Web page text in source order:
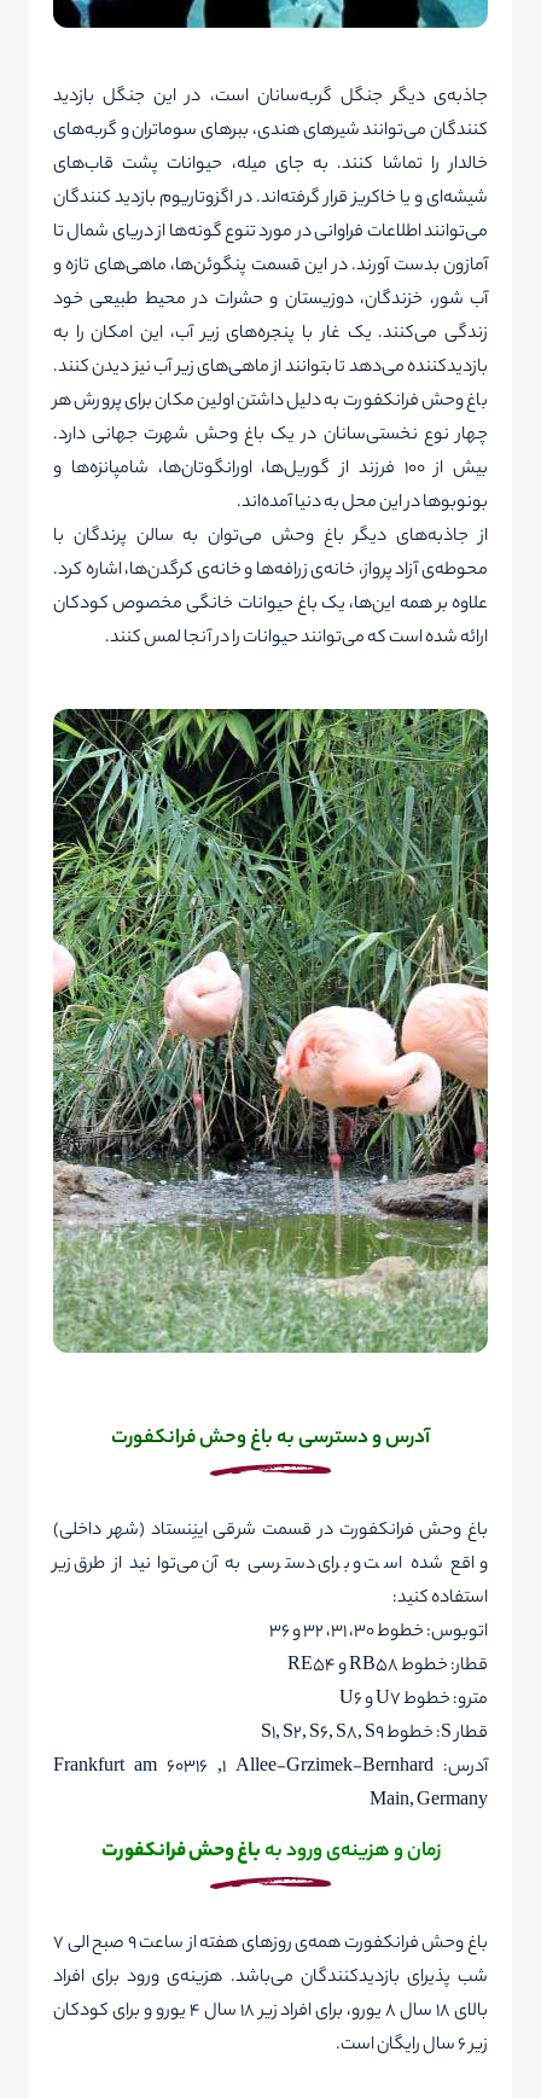
جاذبه‌ی دیگر جنگل گربه‌سانان است، در این جنگل بازدید
کنندگان می‌توانند شیرهای هندی، ببرهای سوماتران و گربه‌های
خالدار را تماشا کنند. به جای میله، حیوانات پشت قاب‌های
شیشه‌ای و یا خاکریز قرار گرفته‌اند. در اگزوتاریوم بازدید کنندگان
می‌توانند اطلاعات فراوانی در مورد تنوع گونه‌ها از دریای شمال تا
آمازون بدست آورند. در این قسمت پنگوئن‌ها، ماهی‌های تازه و
آب شور، خزندگان، دوزیستان و حشرات در محیط طبیعی خود
زندگی می‌کنند. یک غار با پنجره‌های زیر آب، این امکان را به
بازدیدکننده می‌دهد تا بتوانند از ماهی‌های زیر آب نیز دیدن کنند.
باغ وحش فرانکفورت به دلیل داشتن اولین مکان برای پرورش هر
چهار نوع نخستی‌سانان در یک باغ وحش شهرت جهانی دارد.
بیش از 100 فرزند از گوریل‌ها، اورانگوتان‌ها، شامپانزه‌ها و
بونوبوها در این محل به دنیا آمده‌اند.
از جاذبه‌های دیگر باغ وحش می‌توان به سالن پرندگان با
محوطه‌ی آزاد پرواز، خانه‌ی زرافه‌ها و خانه‌ی کرگدن‌ها، اشاره کرد.
علاوه بر همه این‌ها، یک باغ حیوانات خانگی مخصوص کودکان
ارائه شده است که می‌توانند حیوانات را در آنجا لمس کنند.
آدرس و دسترسی به باغ وحش فرانکفورت
باغ وحش فرانکفورت در قسمت شرقی اینِنستاد (شهر داخلی)
واقع شده است و برای دسترسی به آن می‌توانید از طرق زیر
استفاده کنید:
اتوبوس: خطوط 30، 31، 32 و 36
قطار: خطوطRB58وRE54
مترو: خطوطU7وU6
قطارS: خطوطS1, S2, S6, S8, S9
آدرس: Bernhard
-
Grzimek
-
Allee
Frankfurt am
Main, Germany
زمان و هزینه‌ی ورود بهباغ وحش فرانکفورت
باغ وحش فرانکفورت همه‌ی روزهای هفته از ساعت 9 صبح الی 7
شب پذیرای بازدیدکنندگان می‌باشد. هزینه‌ی ورود برای افراد
بالای 18 سال 8 یورو، برای افراد زیر 18 سال 4 یورو و برای کودکان
زیر 6 سال رایگان است.